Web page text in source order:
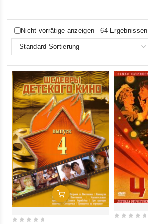
Nicht vorrätige anzeigen 64 Ergebnissen
In Den Warenkorb